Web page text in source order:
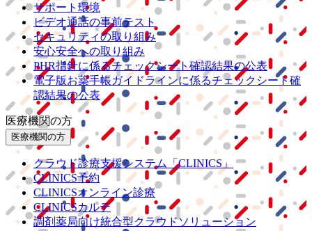
サポート環境
ビデオ通話の事前テスト
セキュリティの取り組み
安心安全への取り組み
PHR指針に係るチェックシート確認結果の公表
電子版お薬手帳ガイドラインに係るチェックシート確
認結果の公表
医療機関の方
医療機関の方
クラウド診療支援システム
「CLINICS」
CLINICS予約
CLINICSオンライン診療
CLINICSカルテ
調剤薬局向け統合型クラウドソリューション